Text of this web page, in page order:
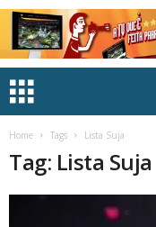
Home Tags Lista Suja
Tag: Lista Suja